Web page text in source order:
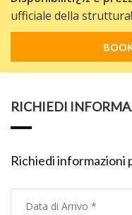
ufficiale della struttura!
RICHIEDI
Richiedi